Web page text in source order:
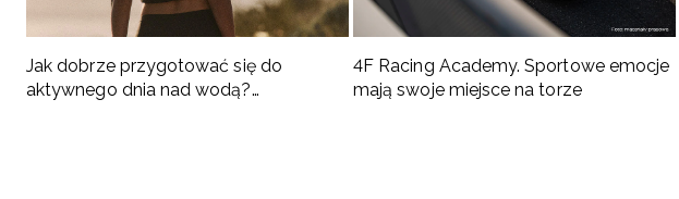
Jak dobrze przygotować się do
aktywnego dnia nad wodą?
4F Racing Academy. Sportowe emocje
mają swoje miejsce na torze